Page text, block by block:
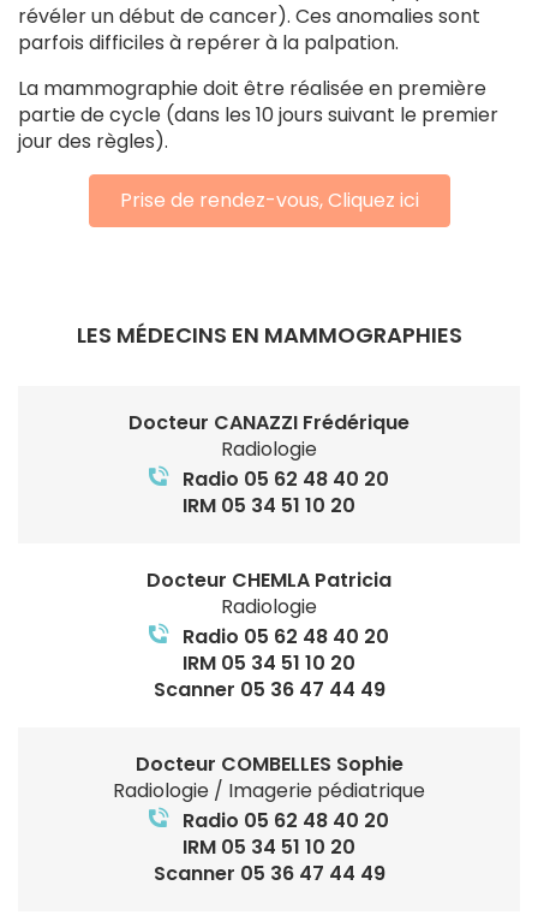
révéler un début de cancer). Ces anomalies sont
parfois difficiles à repérer à la palpation.
La mammographie doit être réalisée en première
partie de cycle (dans les 10 jours suivant le premier
jour des règles).
Prise de rendez-vous, Cliquez ici
LES MÉDECINS EN MAMMOGRAPHIES
Docteur CANAZZI Frédérique
Radiologie
Radio 05 62 48 40 20
IRM 05 34 51 10 20
Docteur CHEMLA Patricia
Radiologie
Radio 05 62 48 40 20
IRM 05 34 51 10 20
Scanner 05 36 47 44 49
Docteur COMBELLES Sophie
Radiologie / Imagerie pédiatrique
Radio 05 62 48 40 20
IRM 05 34 51 10 20
Scanner 05 36 47 44 49